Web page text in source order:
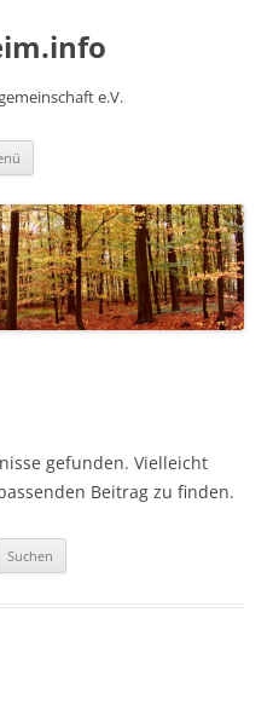
e.V.
gefunden. Vielleicht
Beitrag zu finden.